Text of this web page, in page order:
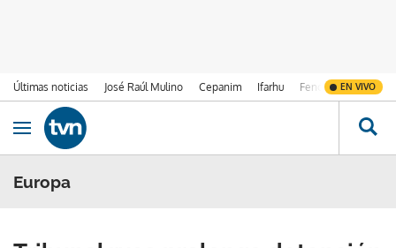
Últimas noticias José Raúl Mulino Cepanim Ifarhu Fenómeno de El
EN VIVO
Ir al contenido
Obrir navegació
Europa